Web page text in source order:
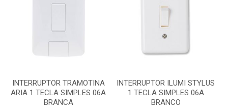
INTERRUPTOR TRAMOTINA
ARIA 1 TECLA SIMPLES 06A
BRANCA
INTERRUPTOR ILUMI STYLUS
1 TECLA SIMPLES 06A
BRANCO